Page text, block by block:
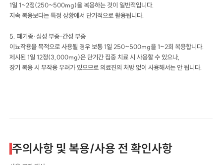
1일 1~2정(250~500mg)을 복용하는 것이 일반적입니다.
지속 복용보다는 특정 상황에서 단기적으로 활용됩니다.
5. 폐기종·심성 부종·간성 부종
이뇨작용을 목적으로 사용될 경우 보통 1일 250~500mg을 1~2회 복용합니다.
제시된 1일 12정(3,000mg)은 단기간 집중 치료 시 사용할 수 있으나,
장기 복용 시 부작용 우려가 있으므로 의료진의 처방 없이 사용해서는 안 됩니다.
주의사항 및 복용/사용 전 확인사항